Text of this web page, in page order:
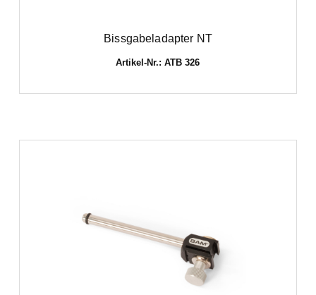
Bissgabeladapter NT
Artikel-Nr.: ATB 326